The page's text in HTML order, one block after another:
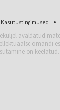
Kasutustingimused
avaldatud
omandi
on keelatud.